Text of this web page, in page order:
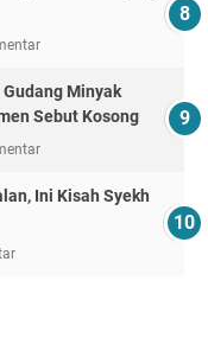
Minyak
Sebut Kosong
Ini Kisah Syekh